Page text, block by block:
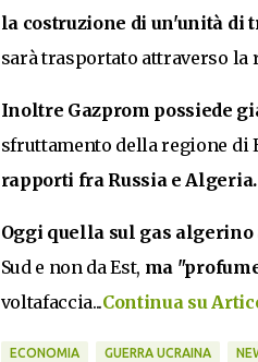
la costruzione di un'unità di
sarà trasportato attraverso la
Inoltre Gazprom possiede
sfruttamento della regione di
rapporti fra Russia e Algeria.
Oggi quella sul gas
Sud e non da Est, ma
voltafaccia...Continua su
ECONOMIA GUERRA UCRAINA